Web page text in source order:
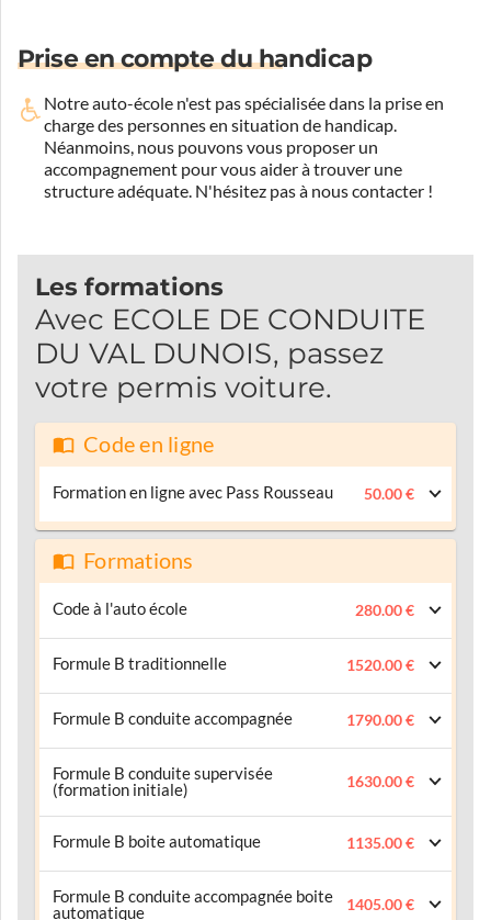
Prise en compte du handicap
Notre auto-école n'est pas spécialisée dans la prise en
charge des personnes en situation de handicap.
Néanmoins, nous pouvons vous proposer un
accompagnement pour vous aider à trouver une
structure adéquate. N'hésitez pas à nous contacter !
Les formations
Avec ECOLE DE CONDUITE
DU VAL DUNOIS, passez
votre permis voiture.
Code en ligne
Formation en ligne avec Pass Rousseau 50.00 €
Formations
Code à l'auto école 280.00 €
Formule B traditionnelle 1520.00 €
Formule B conduite accompagnée 1790.00 €
Formule B conduite supervisée
(formation initiale)
1630.00 €
Formule B boite automatique 1135.00 €
Formule B conduite accompagnée boite
automatique
1405.00 €